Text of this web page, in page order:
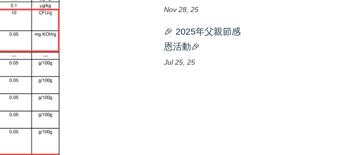
Nov 28, 25
🎉 2025年父親節感
恩活動🎉
Jul 25, 25